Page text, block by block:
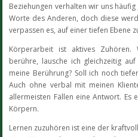
Beziehungen verhalten wir uns
Worte des Anderen, doch diese
verpassen es, auf einer tiefen Ebene
Körperarbeit ist aktives
berühre, lausche ich gleichzeitig
meine Berührung? Soll ich noch
Auch ohne verbal mit meinen
allermeisten Fällen eine Antwort. Es
Körpern.
Lernen zuzuhören ist eine der